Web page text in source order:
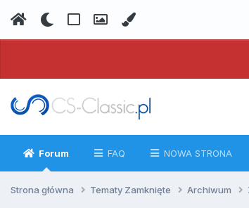
Forum FAQ NOWA STRONA
Strona główna Tematy Zamknięte Archiwum